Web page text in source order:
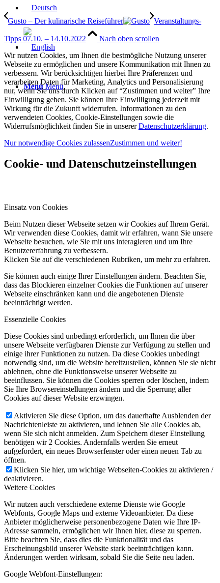
Menü Menü
Gusto – Der kulinarische Reiseführer Veranstaltungs-
Tipps 07.10. – 14.10.2022
Nach oben scrollen
Wir nutzen Cookies, um Ihnen die bestmögliche Nutzung unserer
Webseite zu ermöglichen und unsere Kommunikation mit Ihnen zu
verbessern. Wir berücksichtigen hierbei Ihre Präferenzen und
verarbeiten Daten für Marketing, Analytics und Personalisierung
nur, wenn Sie uns durch Klicken auf “Zustimmen und weiter” Ihre
Einwilligung geben. Sie können Ihre Einwilligung jederzeit mit
Wirkung für die Zukunft widerrufen. Informationen zu den
verwendeten Cookies, Cookie-Einstellungen sowie die
Widerrufsmöglichkeit finden Sie in unsererDatenschutzerklärung.
Nur notwendige Cookies zulassenZustimmen und weiter!
Cookie- und Datenschutzeinstellungen
Einsatz von Cookies
Beim Nutzen dieser Webseite setzen wir Cookies auf Ihrem Gerät.
Wir verwenden diese Cookies, damit wir erfahren, wann Sie unsere
Webseite besuchen, wie Sie mit uns interagieren und um Ihre
Benutzererfahrung zu verbessern.
Klicken Sie auf die verschiedenen Rubriken, um mehr zu erfahren.
Sie können auch einige Ihrer Einstellungen ändern. Beachten Sie,
dass das Blockieren einzelner Cookies die Funktionen auf unserer
Webseite einschränken kann und die angebotenen Dienste
beeinträchtigt werden.
Essenzielle Cookies
Diese Cookies sind unbedingt erforderlich, um Ihnen die über
unsere Webseite verfügbaren Dienste zur Verfügung zu stellen und
einige ihrer Funktionen zu nutzen. Da diese Cookies unbedingt
notwendig sind, um die Website bereitzustellen, können Sie sie nicht
ablehnen, ohne die Funktionsweise unserer Webseite zu
beeinflussen. Sie können die Cookies sperren oder löschen, indem
Sie Ihre Browsereinstellungen ändern und die Sperrung aller
Cookies auf dieser Website erzwingen.
Aktivieren Sie diese Option, um das dauerhafte Ausblenden der
Nachrichtenleiste zu aktivieren, und lehnen Sie alle Cookies ab,
wenn Sie sich nicht anmelden. Zum Speichern dieser Einstellung
benötigen wir 2 Cookies. Andernfalls werden Sie erneut
aufgefordert, ein neues Browserfenster oder einen neuen Tab zu
öffnen.
Klicken Sie hier, um wichtige Webseiten-Cookies zu aktivieren /
deaktivieren.
Weitere Cookies
Wir nutzen auch verschiedene externe Dienste wie Google
Webfonts, Google Maps und externe Videoanbieter. Da diese
Anbieter möglicherweise personenbezogene Daten wie Ihre IP-
Adresse sammeln, ermöglichen wir Ihnen hier, diese zu sperren.
Bitte beachten Sie, dass dies die Funktionalität und das
Erscheinungsbild unserer Website stark beeinträchtigen kann.
Änderungen werden wirksam, sobald Sie die Seite neu laden.
Google Webfont-Einstellungen: